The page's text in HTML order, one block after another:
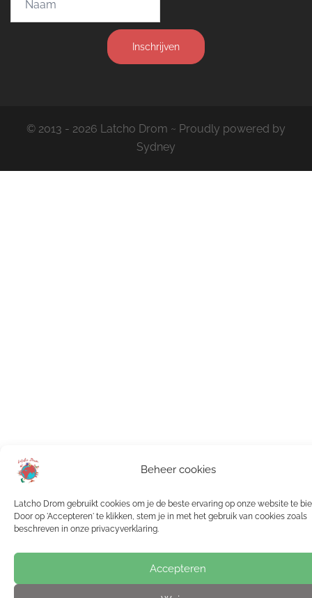
Beheer cookies
Latcho Drom gebruikt cookies om je de beste ervaring op onze website te
Door op 'Accepteren' te klikken, stem je in met het gebruik van cookies zoals
beschreven in onze privacyverklaring.
Accepteren
Inschrijven
© 2013 - 2026 Latcho Drom ~ Proudly powered by
Sydney